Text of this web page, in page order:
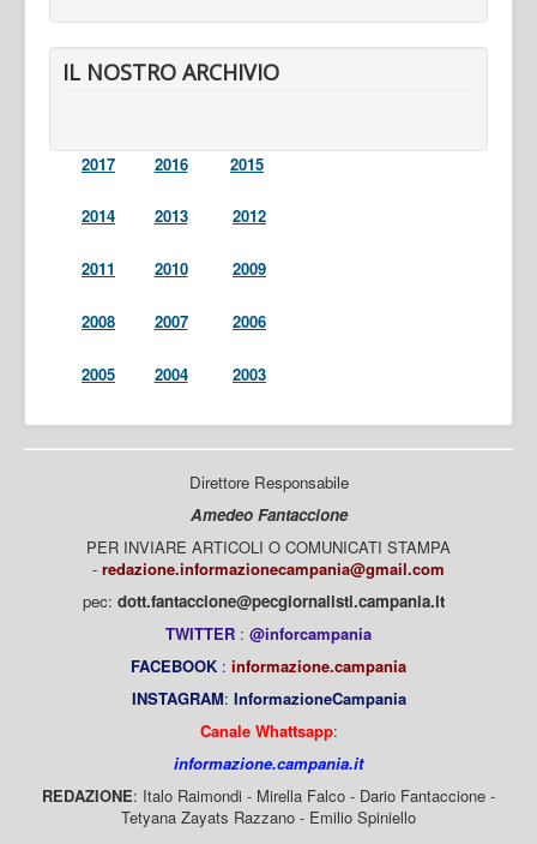
IL NOSTRO ARCHIVIO
2017 2016 2015
2014 2013 2012
2011 2010 2009
2008 2007 2006
2005 2004 2003
Direttore Responsabile
Amedeo Fantaccione
PER INVIARE ARTICOLI O COMUNICATI STAMPA
- redazione.informazionecampania@gmail.com
pec: dott.fantaccione@pecgiornalisti.campania.it
TWITTER : @inforcampania
FACEBOOK : informazione.campania
INSTAGRAM: InformazioneCampania
Canale Whattsapp:
informazione.campania.it
REDAZIONE: Italo Raimondi - Mirella Falco - Dario Fantaccione -
Tetyana Zayats Razzano - Emilio Spiniello